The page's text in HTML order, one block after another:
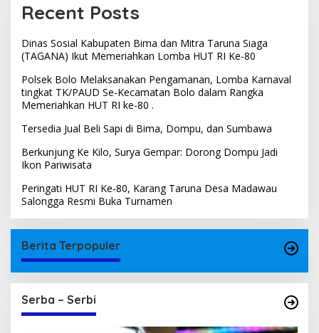
Recent Posts
Dinas Sosial Kabupaten Bima dan Mitra Taruna Siaga
(TAGANA) Ikut Memeriahkan Lomba HUT RI Ke-80
Polsek Bolo Melaksanakan Pengamanan, Lomba Karnaval
tingkat TK/PAUD Se-Kecamatan Bolo dalam Rangka
Memeriahkan HUT RI ke-80 .
Tersedia Jual Beli Sapi di Bima, Dompu, dan Sumbawa
Berkunjung Ke Kilo, Surya Gempar: Dorong Dompu Jadi
Ikon Pariwisata
Peringati HUT RI Ke-80, Karang Taruna Desa Madawau
Salongga Resmi Buka Turnamen
Berita Terpopuler
Serba – Serbi